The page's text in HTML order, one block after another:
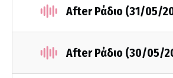
After Ράδιο (31/05/
After Ράδιο (30/05/